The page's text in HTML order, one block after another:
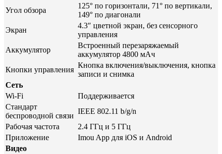
Угол обзора
125° по горизонтали, 71° по вертикали,
149° по диагонали
Экран
4.3″ цветной экран, без сенсорного
управления
Аккумулятор
Встроенный перезаряжаемый
аккумулятор 4800 мАч
Кнопки управления
Кнопка включения/выключения, кнопка
записи и снимка
Сеть
Wi-Fi
Поддерживается
Стандарт
беспроводной связи
IEEE 802.11 b/g/n
Рабочая частота
2.4 ГГц и 5 ГГц
Приложение
Imou App для iOS и Android
Видео